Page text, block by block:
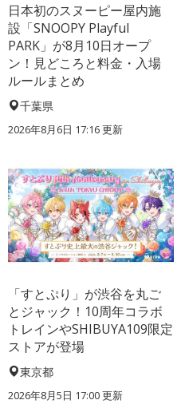
日本初のスヌーピー屋内施
設「SNOOPY Playful
PARK」が8月10日オープ
ン！見どころと料金・入場
ルールまとめ
千葉県
2026年8月6日 17:16更新
「すとぷり」が渋谷を丸ご
とジャック！10周年コラボ
トレインやSHIBUYA109限定
ストアが登場
東京都
2026年8月5日 17:00更新